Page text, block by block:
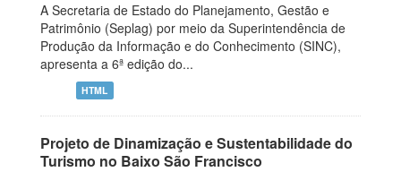
A Secretaria de Estado do Planejamento, Gestão e
Patrimônio (Seplag) por meio da Superintendência de
Produção da Informação e do Conhecimento (SINC),
apresenta a 6ª edição do...
HTML
Projeto de Dinamização e Sustentabilidade do
Turismo no Baixo São Francisco